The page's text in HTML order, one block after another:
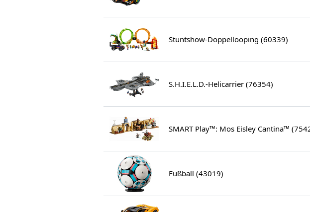
Stuntshow-Doppellooping (60339)
S.H.I.E.L.D.-Helicarrier (76354)
SMART Play™: Mos Eisley Cantina™
Fußball (43019)